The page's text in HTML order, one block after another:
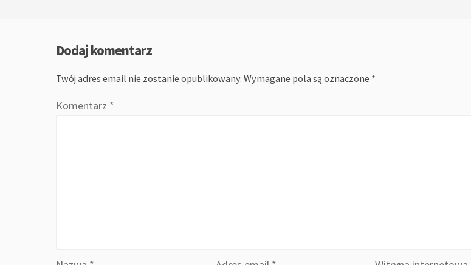
Dodaj komentarz
Twój adres email nie zostanie opublikowany. Wymagane pola są oznaczone *
Komentarz *